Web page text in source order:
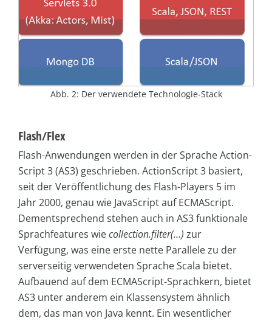
Abb. 2: Der verwendete Technologie-Stack
Flash/Flex
Flash-Anwendungen werden in der Sprache Action­
Script 3 (AS3) geschrieben. ActionScript 3 basiert,
seit der Veröffentlichung des Flash-Players 5 im
Jahr 2000, genau wie JavaScript auf ECMAScript.
Dementsprechend stehen auch in AS3 funktionale
Sprachfeatures wiecollection.filter(…) zur
Verfügung, was eine erste nette Parallele zu der
serverseitig verwendeten Sprache Scala bietet.
Aufbauend auf dem ECMAScript-Sprachkern, bietet
AS3 unter anderem ein Klassensystem ähnlich
dem, das man von Java kennt. Ein wesentlicher